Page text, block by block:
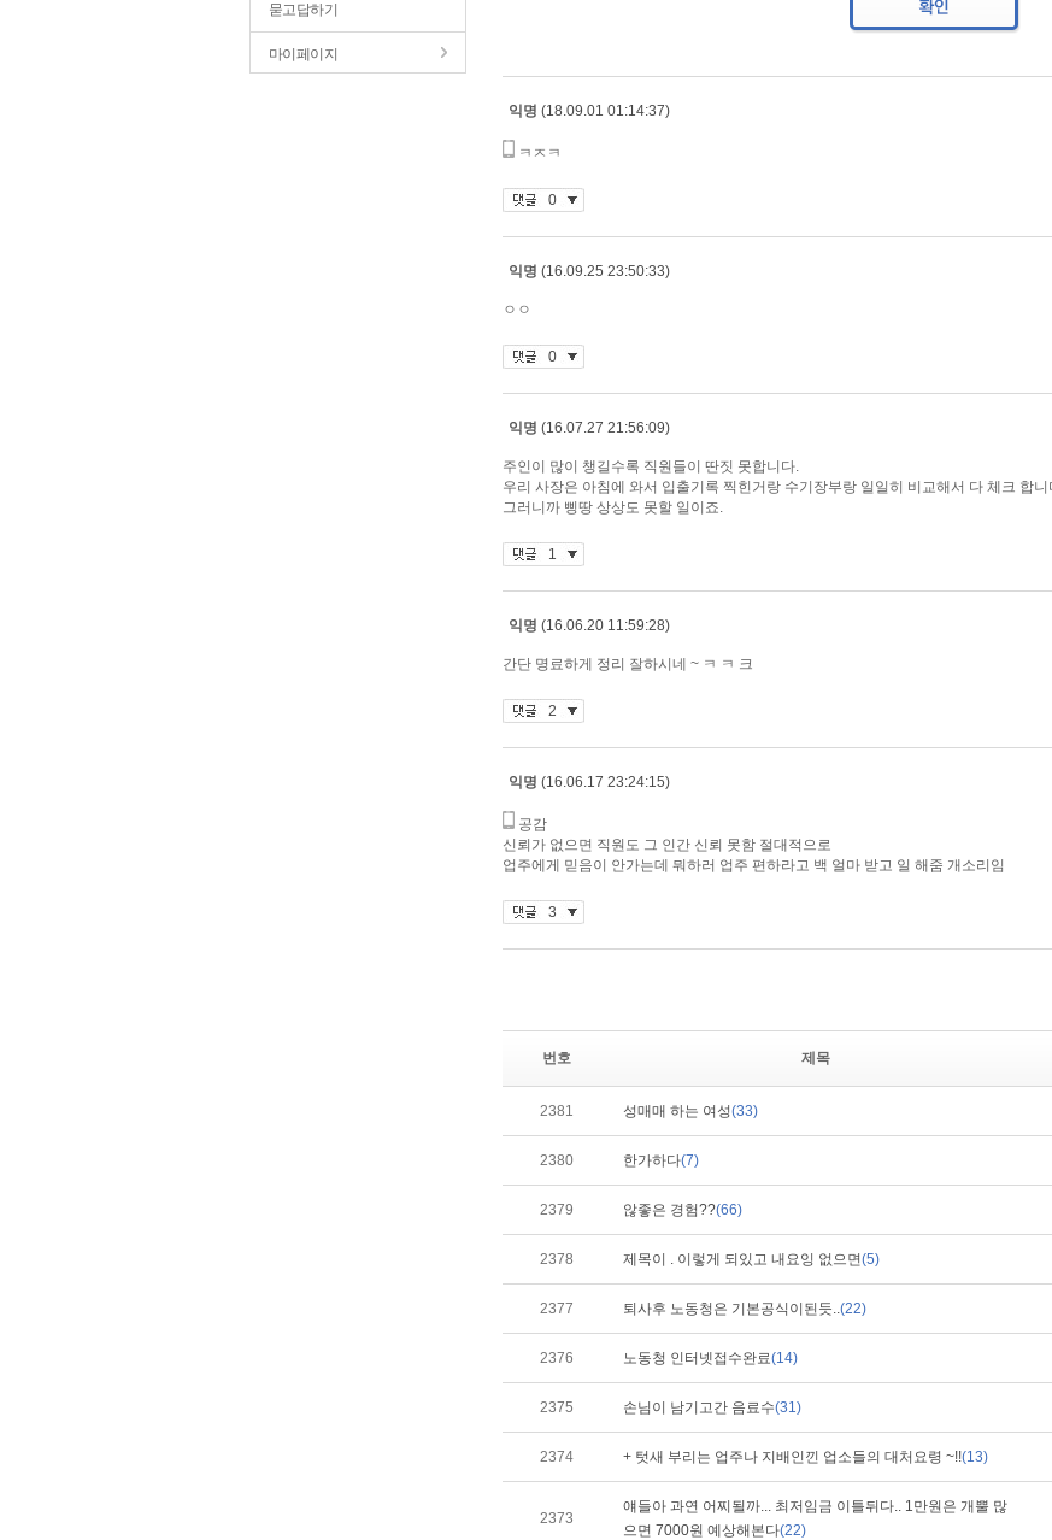
묻고답하기
마이페이지
번호 제목
2381 성매매 하는 여성(33)
2380 한가하다(7)
2379 않좋은 경험??(66)
2378 제목이 . 이렇게 되있고 내요잉 없으면(5)
2377 퇴사후 노동청은 기본공식이된듯..(22)
2376 노동청 인터넷접수완료(14)
2375 손님이 남기고간 음료수(31)
2374 + 텃새 부리는 업주나 지배인낀 업소들의 대처요령 ~!!(13)
2373
얘들아 과연 어찌될까... 최저임금 이틀뒤다.. 1만원은 개뿔 많
으면 7000원 예상해본다(22)